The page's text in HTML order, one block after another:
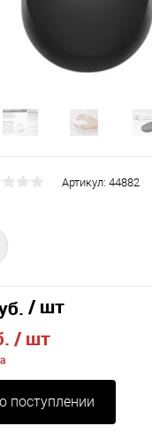
Артикул: 44882
/ шт
/ шт
поступлении